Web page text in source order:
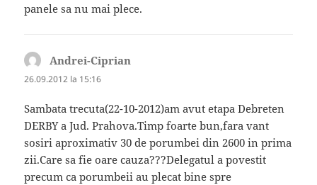
panele sa nu mai plece.
Andrei-Ciprian
26.09.2012 la 15:16
Sambata trecuta(22-10-2012)am avut etapa Debreten
DERBY a Jud. Prahova.Timp foarte bun,fara vant
sosiri aproximativ 30 de porumbei din 2600 in prima
zii.Care sa fie oare cauza???Delegatul a povestit
precum ca porumbeii au plecat bine spre